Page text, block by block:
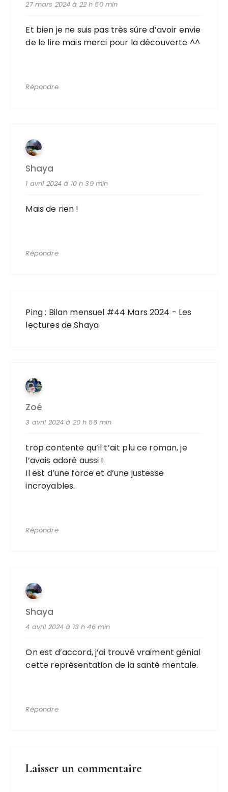
27 mars 2024 à 22 h 50 min
Et bien je ne suis pas très sûre d’avoir envie
de le lire mais merci pour la découverte ^^
Répondre
Shaya
1 avril 2024 à 10 h 39 min
Mais de rien !
Répondre
Ping : Bilan mensuel #44 Mars 2024 - Les
lectures de Shaya
Zoé
3 avril 2024 à 20 h 56 min
trop contente qu’il t’ait plu ce roman, je
l’avais adoré aussi !
Il est d’une force et d’une justesse
incroyables.
Répondre
Shaya
4 avril 2024 à 13 h 46 min
On est d’accord, j’ai trouvé vraiment génial
cette représentation de la santé mentale.
Répondre
Laisser un commentaire